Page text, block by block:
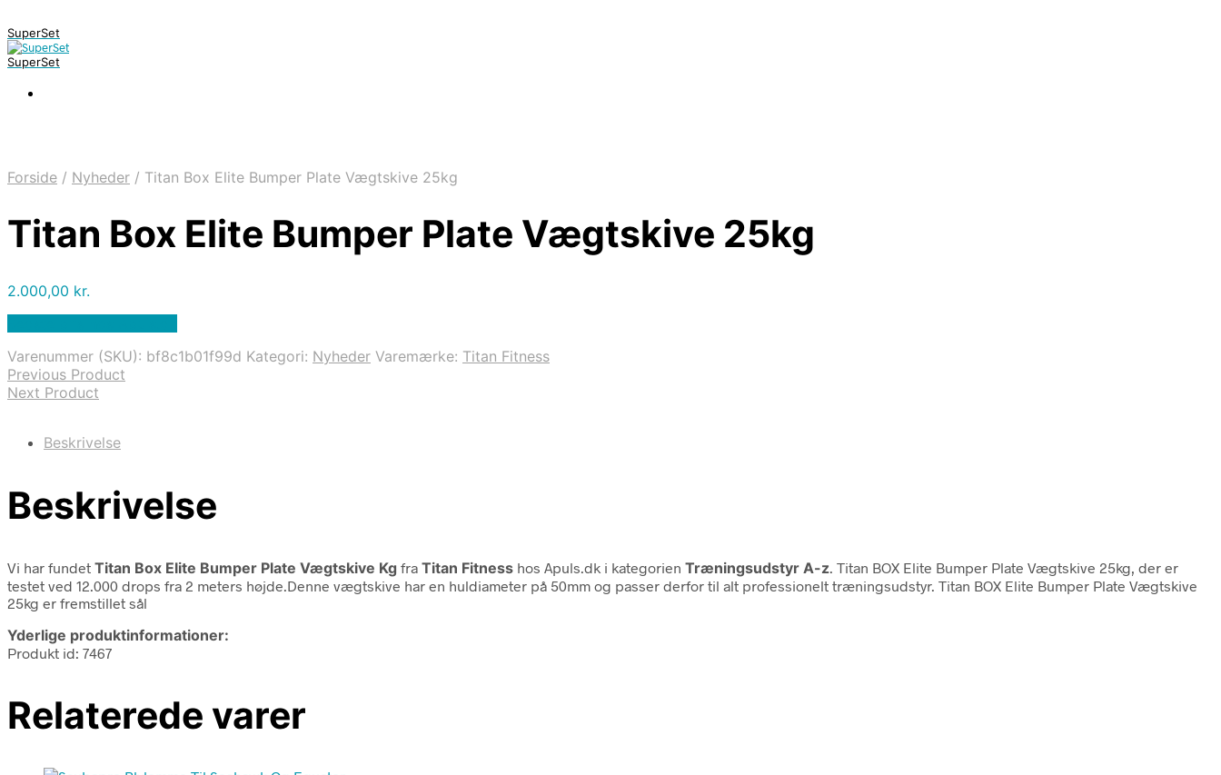
SuperSet
SuperSet
Forside / Nyheder / Titan Box Elite Bumper Plate Vægtskive 25kg
Titan Box Elite Bumper Plate Vægtskive 25kg
2.000,00 kr.
Varenummer (SKU): bf8c1b01f99d Kategori: Nyheder Varemærke: Titan Fitness
Previous Product
Next Product
Beskrivelse
Beskrivelse
Vi har fundet Titan Box Elite Bumper Plate Vægtskive Kg fra Titan Fitness hos Apuls.dk i kategorien Træningsudstyr A-z . Titan BOX Elite Bumper Plate Vægtskive 25kg, der er
testet ved 12.000 drops fra 2 meters højde.Denne vægtskive har en huldiameter på 50mm og passer derfor til alt professionelt træningsudstyr. Titan BOX Elite Bumper Plate Vægtskive
25kg er fremstillet sål
Yderlige produktinformationer:
Produkt id: 7467
Relaterede varer